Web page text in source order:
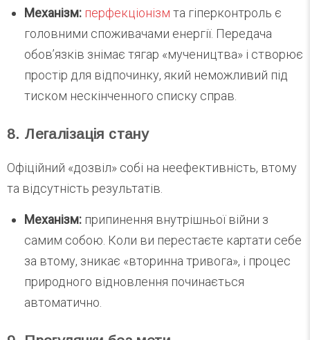
Механізм: перфекціонізм та гіперконтроль є
головними споживачами енергії. Передача
обов’язків знімає тягар «мучеництва» і створює
простір для відпочинку, який неможливий під
тиском нескінченного списку справ.
8. Легалізація стану
Офіційний «дозвіл» собі на неефективність, втому
та відсутність результатів.
Механізм: припинення внутрішньої війни з
самим собою. Коли ви перестаєте картати себе
за втому, зникає «вторинна тривога», і процес
природного відновлення починається
автоматично.